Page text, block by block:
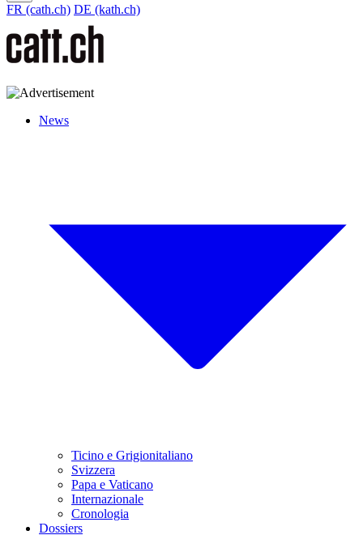
FR (cath.ch) DE (kath.ch)
News
Ticino e Grigionitaliano
Svizzera
Papa e Vaticano
Internazionale
Cronologia
Dossiers